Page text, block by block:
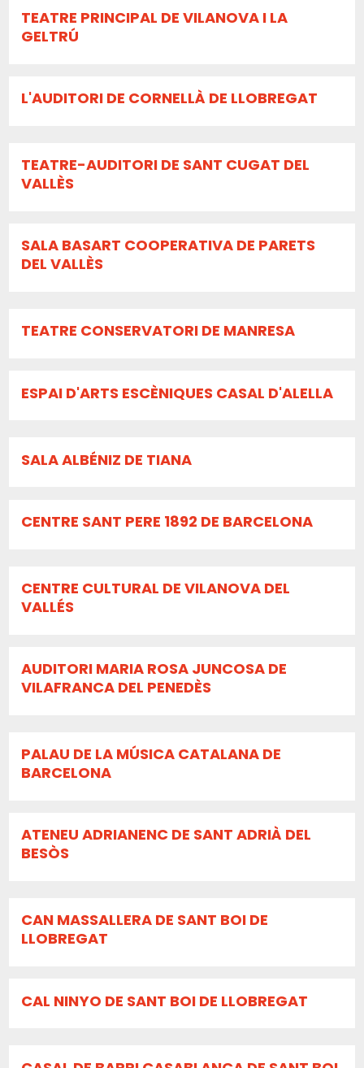
TEATRE PRINCIPAL DE VILANOVA I LA
GELTRÚ
L'AUDITORI DE CORNELLÀ DE LLOBREGAT
TEATRE-AUDITORI DE SANT CUGAT DEL
VALLÈS
SALA BASART COOPERATIVA DE PARETS
DEL VALLÈS
TEATRE CONSERVATORI DE MANRESA
ESPAI D'ARTS ESCÈNIQUES CASAL D'ALELLA
SALA ALBÉNIZ DE TIANA
CENTRE SANT PERE 1892 DE BARCELONA
CENTRE CULTURAL DE VILANOVA DEL
VALLÉS
AUDITORI MARIA ROSA JUNCOSA DE
VILAFRANCA DEL PENEDÈS
PALAU DE LA MÚSICA CATALANA DE
BARCELONA
ATENEU ADRIANENC DE SANT ADRIÀ DEL
BESÒS
CAN MASSALLERA DE SANT BOI DE
LLOBREGAT
CAL NINYO DE SANT BOI DE LLOBREGAT